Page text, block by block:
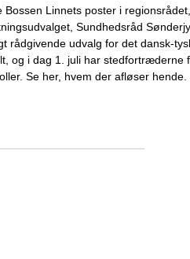
Bossen Linnets poster i regionsrådet,
Sundhedsråd
rådgivende udvalg for det dansk-
og i dag 1. juli har stedfortræderne
Se her, hvem der afløser hende.